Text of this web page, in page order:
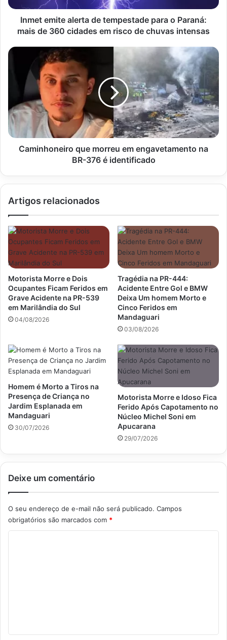
mais
360
em
chuvas
intensas
Inmet emite alerta de tempestade para o Paraná:
mais de 360 cidades em risco de chuvas intensas
Caminhoneiro
morreu
engavetamento
na
BR-
376
é
identificado
Caminhoneiro que morreu em engavetamento na
BR-376 é identificado
Artigos relacionados
Motorista Morre e Dois
Ocupantes Ficam Feridos em
Grave Acidente na PR-539
em Marilândia do Sul
04/08/2026
Tragédia na PR-444:
Acidente Entre Gol e BMW
Deixa Um homem Morto e
Cinco Feridos em
Mandaguari
03/08/2026
Homem é Morto a Tiros na
Presença de Criança no
Jardim Esplanada em
Mandaguari
30/07/2026
Motorista Morre e Idoso Fica
Ferido Após Capotamento no
Núcleo Michel Soni em
Apucarana
29/07/2026
Deixe um comentário
O seu endereço de e-mail não será publicado. Campos
obrigatórios são marcados com *